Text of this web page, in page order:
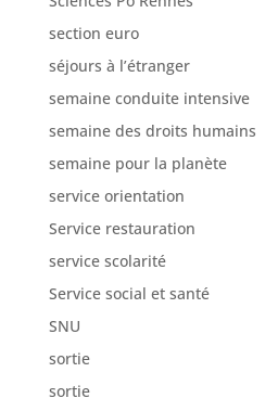
section euro
séjours à l’étranger
semaine conduite intensive
semaine des droits humains
semaine pour la planète
service orientation
Service restauration
service scolarité
Service social et santé
SNU
sortie
sortie